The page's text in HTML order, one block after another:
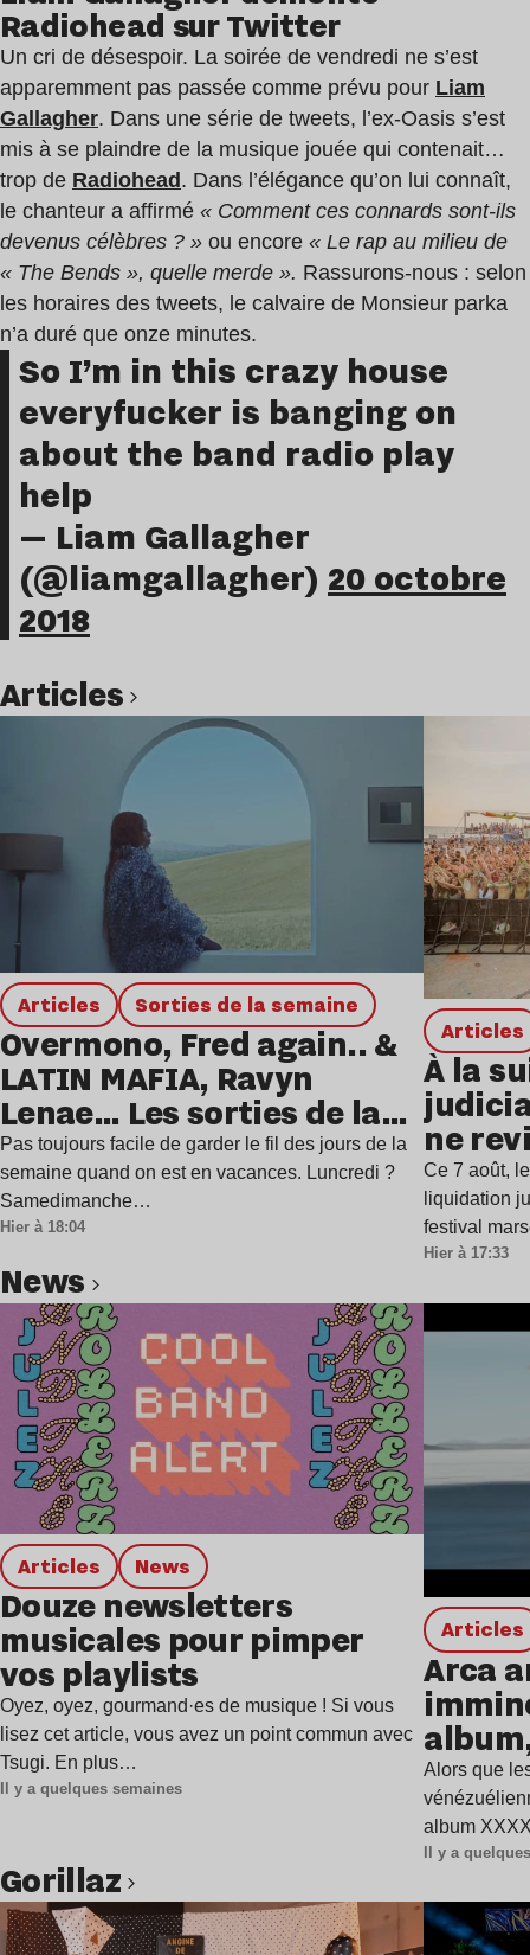
Radiohead sur Twitter
Un cri de désespoir. La soirée de vendredi ne s’est
apparemment pas passée comme prévu pour Liam
Gallagher. Dans une série de tweets, l’ex-Oasis s’est
mis à se plaindre de la musique jouée qui contenait…
trop de Radiohead. Dans l’élégance qu’on lui connaît,
le chanteur a affirmé « Comment ces connards sont-ils
devenus célèbres ? » ou encore « Le rap au milieu de
« The Bends », quelle merde ». Rassurons-nous : selon
les horaires des tweets, le calvaire de Monsieur parka
n’a duré que onze minutes.
So I’m in this crazy house
everyfucker is banging on
about the band radio play
help
— Liam Gallagher
(@liamgallagher) 20 octobre
2018
Articles
Articles Sorties de la semaine
Overmono, Fred again.. &
LATIN MAFIA, Ravyn
Lenae… Les sorties de la
semaine
Pas toujours facile de garder le fil des jours de la
semaine quand on est en vacances. Luncredi ?
Samedimanche…
Hier à 18:04
Articles
À la
ne
Ce 7 août,
liquidation
festival
Hier à 17:33
news
Articles news
Douze newsletters
musicales pour pimper
vos playlists
Oyez, oyez, gourmand·es de musique ! Si vous
lisez cet article, vous avez un point commun avec
Tsugi. En plus…
Il y a quelques semaines
Articles
Arca
Alors que
album
Il y a
Lire l’article
Gorillaz
Lire l’article